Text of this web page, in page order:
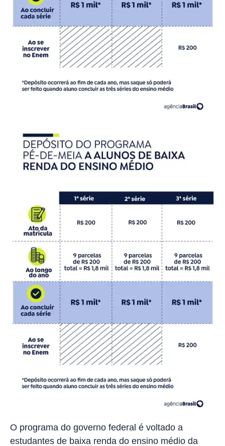
O programa do governo federal é voltado a
estudantes de baixa renda do ensino médio da